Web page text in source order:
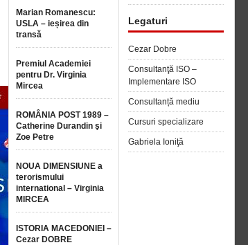
Marian Romanescu:
USLA – ieșirea din
transă
Premiul Academiei
pentru Dr. Virginia
Mircea
ROMÂNIA POST 1989 –
Catherine Durandin şi
Zoe Petre
NOUA DIMENSIUNE a
terorismului
international – Virginia
MIRCEA
ISTORIA MACEDONIEI –
Cezar DOBRE
Legaturi
Cezar Dobre
Consultanţă ISO –
Implementare ISO
Consultanță mediu
Cursuri specializare
Gabriela Ioniţă